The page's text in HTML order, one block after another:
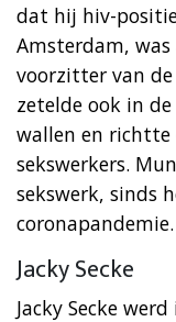
dat hij hiv-
Amsterdam,
voorzitter van
zetelde ook in
wallen en richtte
sekswerkers.
sekswerk, sinds
coronapandemie.
Jacky Secke
Jacky Secke